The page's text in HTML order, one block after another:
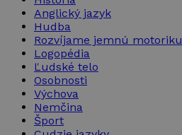
Anglický jazyk
Hudba
Rozvíjame jemnú motoriku
Logopédia
Ľudské telo
Osobnosti
Výchova
Nemčina
Šport